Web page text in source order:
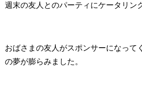
週末の友人とのパーティにケータリン
おばさまの友人がスポンサーになって
の夢が膨らみました。